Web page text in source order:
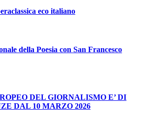
eco italiano
della Poesia con San Francesco
DEL GIORNALISMO E’ DI
DAL 10 MARZO 2026